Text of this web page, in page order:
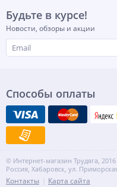
Будьте в курсе!
Новости, обзоры и акции
Способы оплаты
© Интернет-магазин Трудяга,
Россия, Хабаровск, ул.
Контакты Карта сайта